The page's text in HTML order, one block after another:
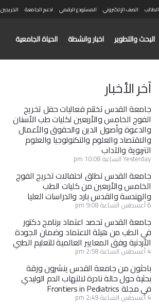
الطالب الصف الإلكتروني المستودع الرقمي ادعم الجامعة الخريجين
البحث والتطوير اخبار وانشطة الحياة الجامعية
آخر الأخبار
جامعة القدس تختتم فعاليات حفل تخريج
الفوج الخامس والأربعين لكليات طب الأسنان
والدعوة وأصول الدين والحقوق والأعمال
والاقتصاد والعلوم والتكنولوجيا والعلوم
التربوية والآداب
Yesterday الساعة 10:08 pm
جامعة القدس تطلق احتفالات تخريج الفوج
الخامس والأربعين من كليات الطب
والهندسة والقدس بارد والدراسات العليا
6 أغسطس الساعة 9:08 pm
جامعة القدس تحصد اعتماد برنامج دكتور
في الطب من هيئة الاعتماد وضمان الجودة
الأردنية وفق المعايير العالمية للتعليم الطبي
4 أغسطس الساعة 2:58 pm
باحثون من جامعة القدس ينشرون ورقة
بحثية حول حالة نادرة لالتهاب الدم الوليدي
في مجلة Frontiers in Pediatrics
4 أغسطس الساعة 2:49 pm